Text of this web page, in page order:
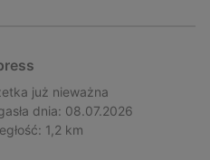
już nieważna
dnia: 08.07.2026
1,2 km